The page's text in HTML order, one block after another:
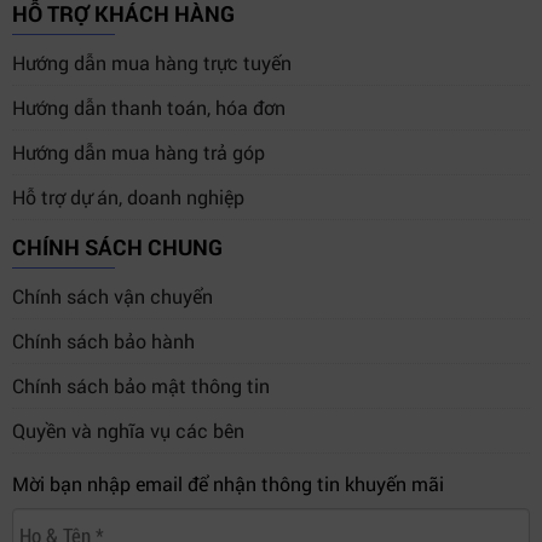
Tích hợp talkback, tally và 12G-SDI
4. So sánh Blackmagic Camera Fiber
Converter với các giải pháp fiber
broadcast khác
Khoảng
Điểm mạnh
HỖ TRỢ KHÁCH HÀNG
Hướng dẫn mua hàng trực tuyến
Hướng dẫn thanh toán, hóa đơn
Hướng dẫn mua hàng trả góp
Hỗ trợ dự án, doanh nghiệp
CHÍNH SÁCH CHUNG
Chính sách vận chuyển
Chính sách bảo hành
Chính sách bảo mật thông tin
Quyền và nghĩa vụ các bên
Mời bạn nhập email để nhận thông tin khuyến mãi